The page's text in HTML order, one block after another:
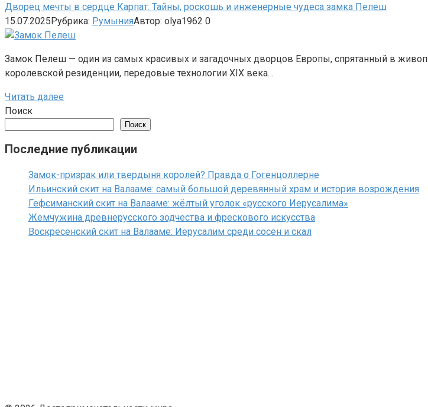
Дворец мечты в сердце Карпат. Тайны, роскошь и инженерные чудеса замка Пелеш
15.07.2025Рубрика: РумынияАвтор: olya1962 0
Замок Пелеш — один из самых красивых и загадочных дворцов Европы, спрятанный в
королевской резиденции, передовые технологии XIX века…
Читать далее
Поиск
Поиск
Последние публикации
Замок-призрак или твердыня королей? Правда о Гогенцоллерне
Ильинский скит на Валааме: самый большой деревянный храм и история возрождения
Гефсиманский скит на Валааме: жёлтый уголок «русского Иерусалима»
Жемчужина древнерусского зодчества и фрескового искусства
Воскресенский скит на Валааме: Иерусалим среди сосен и скал